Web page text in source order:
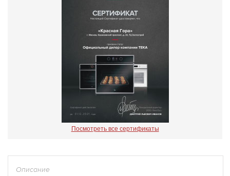
Посмотреть все сертификаты
Описание